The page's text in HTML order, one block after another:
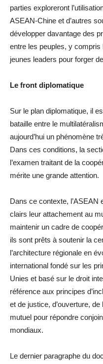
parties exploreront
ASEAN-Chine et d’autres
développer davantage des
entre les peuples, y compris
jeunes leaders pour forger
Le front diplomatique
Sur le plan diplomatique, il
bataille entre le
aujourd’hui un phénomène
Dans ces conditions, la
l’examen traitant de la
mérite une grande attention.
Dans ce contexte, l’ASEAN
clairs leur attachement au
maintenir un cadre de
ils sont prêts à soutenir la
l’architecture régionale en
international fondé sur les
Unies et basé sur le droit
référence aux principes
et de justice, d’ouverture,
mutuel pour répondre
mondiaux.
Le dernier paragraphe du